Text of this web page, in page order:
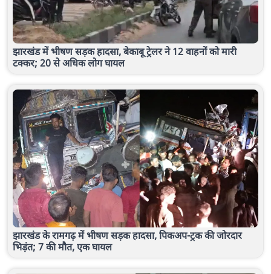
झारखंड में भीषण सड़क हादसा, बेकाबू ट्रेलर ने 12 वाहनों को मारी
टक्कर; 20 से अधिक लोग घायल
झारखंड के रामगढ़ में भीषण सड़क हादसा, पिकअप-ट्रक की जोरदार
भिड़ंत; 7 की मौत, एक घायल